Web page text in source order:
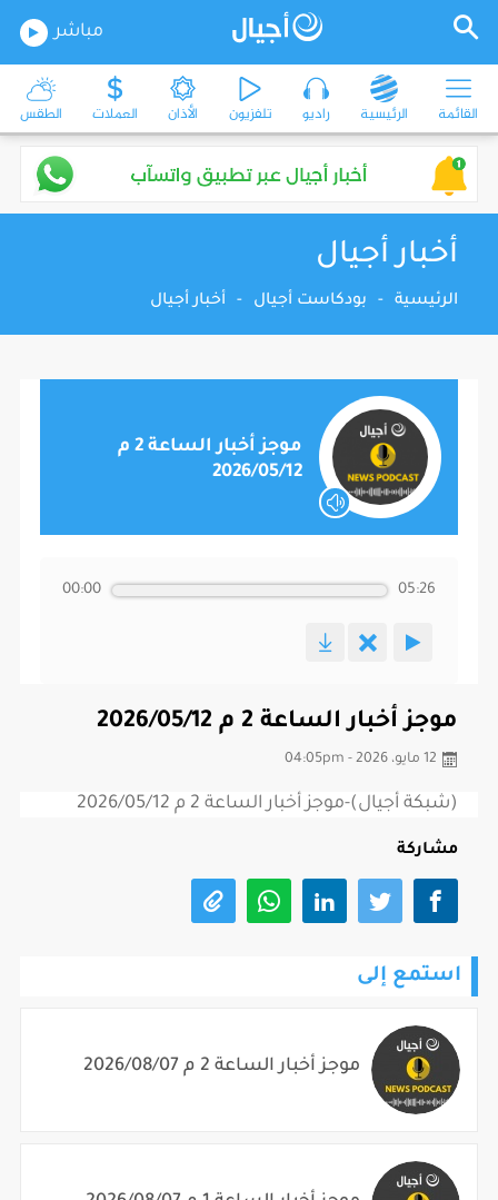
مباشر
القائمة الرئيسية راديو تلفزيون الأذان العملات الطقس
أخبار أجيال
الرئيسية - بودكاست أجيال - أخبار أجيال
موجز أخبار الساعة 2 م
2026/05/12
00:00 05:26
موجز أخبار الساعة 2 م 2026/05/12
12 مايو، 2026 - 04:05pm
(شبكة أجيال)-موجز أخبار الساعة 2 م 2026/05/12
مشاركة
استمع إلى
موجز أخبار الساعة 2 م 2026/08/07